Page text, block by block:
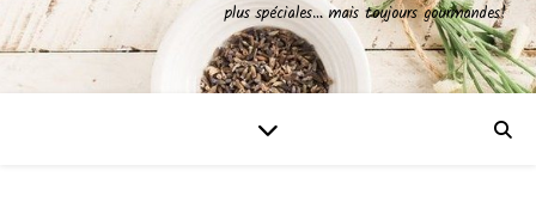
plus spéciales… mais toujours gourmandes!